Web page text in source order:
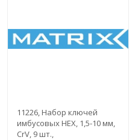
11226, Набор ключей
имбусовых HEX, 1,5-10 мм,
CrV, 9 шт.,